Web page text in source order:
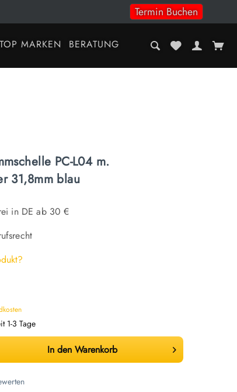
Termin Buchen
TOP MARKEN BERATUNG
PC-L04 m.
31,8mm blau
in DE ab 30 €
1-3 Tage
In den Warenkorb